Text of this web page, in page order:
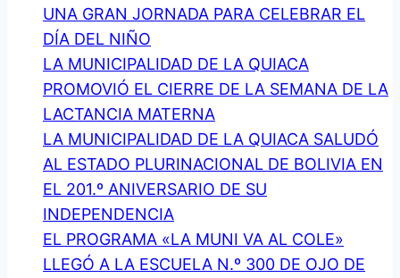
FIESTAS
DE
FIN
DE
AÑO
UNA GRAN JORNADA PARA CELEBRAR EL
DÍA DEL NIÑO
LA MUNICIPALIDAD DE LA QUIACA
PROMOVIÓ EL CIERRE DE LA SEMANA DE LA
LACTANCIA MATERNA
LA MUNICIPALIDAD DE LA QUIACA SALUDÓ
AL ESTADO PLURINACIONAL DE BOLIVIA EN
EL 201.º ANIVERSARIO DE SU
INDEPENDENCIA
EL PROGRAMA «LA MUNI VA AL COLE»
LLEGÓ A LA ESCUELA N.º 300 DE OJO DE